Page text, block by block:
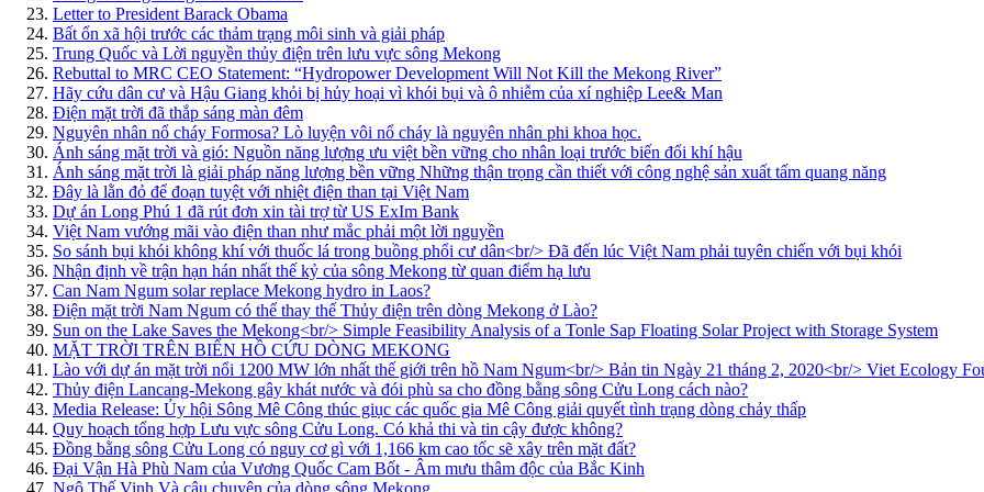
Letter to President Barack Obama
Bất ổn xã hội trước các thảm trạng môi sinh và giải pháp
Trung Quốc và Lời nguyền thủy điện trên lưu vực sông Mekong
Rebuttal to MRC CEO Statement: “Hydropower Development Will Not Kill the Mekong River”
Hãy cứu dân cư và Hậu Giang khỏi bị hủy hoại vì khói bụi và ô nhiễm của xí nghiệp Lee& Man
Điện mặt trời đã thắp sáng màn đêm
Nguyên nhân nổ cháy Formosa? Lò luyện vôi nổ cháy là nguyên nhân phi khoa học.
Ánh sáng mặt trời và gió: Nguồn năng lượng ưu việt bền vững cho nhân loại trước biến đổi khí hậu
Ánh sáng mặt trời là giải pháp năng lượng bền vững Những thận trọng cần thiết với công nghệ sản xuất tấm quang năng
Đây là lằn đỏ để đoạn tuyệt với nhiệt điện than tại Việt Nam
Dự án Long Phú 1 đã rút đơn xin tài trợ từ US ExIm Bank
Việt Nam vướng mãi vào điện than như mắc phải một lời nguyền
So sánh bụi khói không khí với thuốc lá trong buồng phổi cư dân<br/> Đã đến lúc Việt Nam phải tuyên chiến với bụi khói
Nhận định về trận hạn hán nhất thế kỷ của sông Mekong từ quan điểm hạ lưu
Can Nam Ngum solar replace Mekong hydro in Laos?
Điện mặt trời Nam Ngum có thể thay thế Thủy điện trên dòng Mekong ở Lào?
Sun on the Lake Saves the Mekong<br/> Simple Feasibility Analysis of a Tonle Sap Floating Solar Project with Storage System
MẶT TRỜI TRÊN BIỂN HỒ CỨU DÒNG MEKONG
Lào với dự án mặt trời nổi 1200 MW lớn nhất thế giới trên hồ Nam Ngum<br/> Bản tin Ngày 21 tháng 2, 2020<br/> Viet Ecology
Thủy điện Lancang-Mekong gây khát nước và đói phù sa cho đồng bằng sông Cửu Long cách nào?
Media Release: Ủy hội Sông Mê Công thúc giục các quốc gia Mê Công giải quyết tình trạng dòng chảy thấp
Quy hoạch tổng hợp Lưu vực sông Cửu Long. Có khả thi và tin cậy được không?
Đồng bằng sông Cửu Long có nguy cơ gì với 1,166 km cao tốc sẽ xây trên mặt đất?
Đại Vận Hà Phù Nam của Vương Quốc Cam Bốt - Âm mưu thâm độc của Bắc Kinh
Ngô Thế Vinh Và câu chuyện của dòng sông Mekong